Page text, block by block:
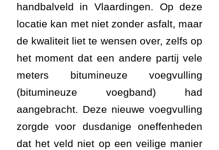
handbalveld in Vlaardingen. Op deze
locatie kan met niet zonder asfalt, maar
de kwaliteit liet te wensen over, zelfs op
het moment dat een andere partij vele
meters bitumineuze voegvulling
(bitumineuze voegband) had
aangebracht. Deze nieuwe voegvulling
zorgde voor dusdanige oneffenheden
dat het veld niet op een veilige manier